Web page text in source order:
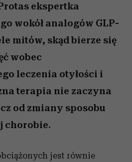
ekspertka
wokół analogów GLP-
mitów, skąd bierze się
wobec
leczenia otyłości i
terapia nie zaczyna
od zmiany sposobu
chorobie.
jest równie